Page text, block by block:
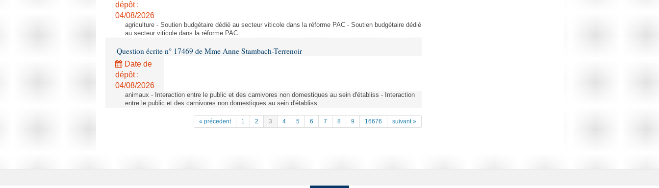
dépôt :
04/08/2026
agriculture - Soutien budgétaire dédié au secteur viticole dans la réforme PAC - Soutien budgétaire dédié
au secteur viticole dans la réforme PAC
Question écrite n° 17469 de Mme Anne Stambach-Terrenoir
Date de
dépôt :
04/08/2026
animaux - Interaction entre le public et des carnivores non domestiques au sein d'établiss - Interaction
entre le public et des carnivores non domestiques au sein d'établiss
« précedent 1 2 3 4 5 6 7 8 9 16676 suivant »